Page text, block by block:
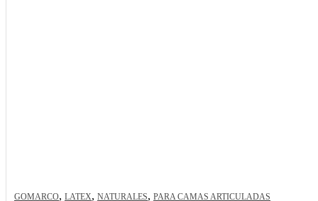
GOMARCO, LATEX, NATURALES, PARA CAMAS ARTICULADAS